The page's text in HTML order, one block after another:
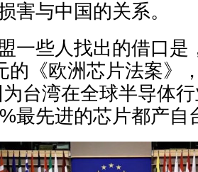
害与中国的关系。
一些人找出的借口是
的《欧洲芯片法案》
台湾在全球半导体
最先进的芯片都产自